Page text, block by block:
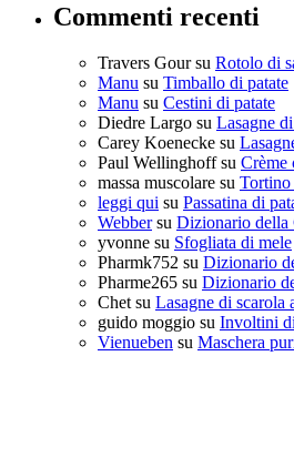
Commenti recenti
Travers Goursu Rotolo di
Manu su Timballo di patate
Manu su Cestini di patate
Diedre Largo su Lasagne
Carey Koenecke su
Paul Wellinghoffsu Crème
massa muscolare su Tortino
leggi qui su Passatina di
Webbersu Dizionario della
yvonne su Sfogliata di mele
Pharmk752 su Dizionario
Pharme265 su Dizionario
Chetsu Lasagne di scarola
guido moggio su Involtini
Vienueben su Maschera